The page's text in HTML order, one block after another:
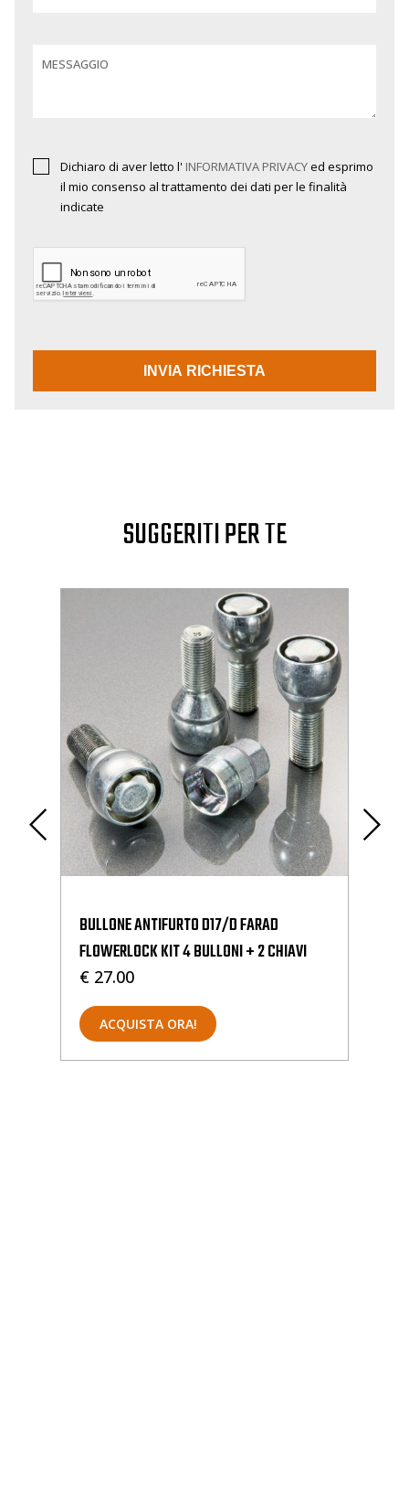
MESSAGGIO
Dichiaro di aver letto l' INFORMATIVA PRIVACYed esprimo
il mio consenso al trattamento dei dati per le finalità
indicate
SUGGERITI PER TE
BULLONE ANTIFURTO D17/D FARAD
FLOWERLOCK KIT 4 BULLONI + 2 CHIAVI
€ 27.00
ACQUISTA ORA!